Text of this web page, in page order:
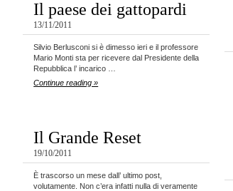
Il paese dei gattopardi
13/11/2011
Silvio Berlusconi si è dimesso ieri e il professore
Mario Monti sta per ricevere dal Presidente della
Repubblica l’ incarico …
Continue reading »
Il Grande Reset
19/10/2011
È trascorso un mese dall’ ultimo post,
volutamente. Non c’era infatti nulla di veramente